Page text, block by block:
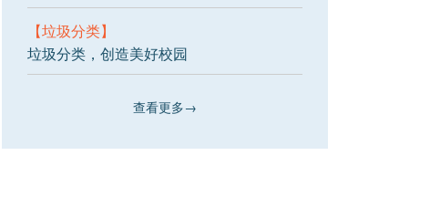
【垃圾分类】
垃圾分类，创造美好校园
查看更多→